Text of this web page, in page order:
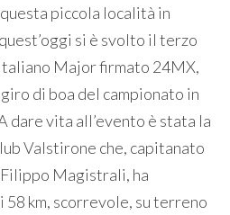
piccola località in
si è svolto il terzo
Major firmato 24MX,
di boa del campionato in
dare vita all’evento è stata la
Valstirone che, capitanato
Magistrali, ha
km, scorrevole, su terreno